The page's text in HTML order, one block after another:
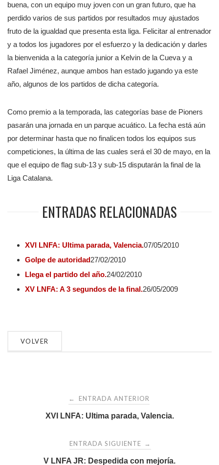
buena, con un equipo muy joven con un gran futuro, que ha
perdido varios de sus partidos por resultados muy ajustados
fruto de la igualdad que presenta esta liga. Felicitar al entrenador
y a todos los jugadores por el esfuerzo y la dedicación y darles
la bienvenida a la categoría junior a Kelvin de la Cueva y a
Rafael Jiménez, aunque ambos han estado jugando ya este
año, algunos de los partidos de dicha categoría.
Como premio a la temporada, las categorías base de Pioners
pasarán una jornada en un parque acuático. La fecha está aún
por determinar hasta que no finalicen todos los equipos sus
competiciones, la última de las cuales será el 30 de mayo, en la
que el equipo de flag sub-13 y sub-15 disputarán la final de la
Liga Catalana.
ENTRADAS RELACIONADAS
XVI LNFA: Ultima parada, Valencia.07/05/2010
Golpe de autoridad27/02/2010
Llega el partido del año.24/02/2010
XV LNFA: A 3 segundos de la final.26/05/2009
← ENTRADA ANTERIOR
XVI LNFA: Ultima parada, Valencia.
ENTRADA SIGUIENTE →
V LNFA JR: Despedida con mejoría.